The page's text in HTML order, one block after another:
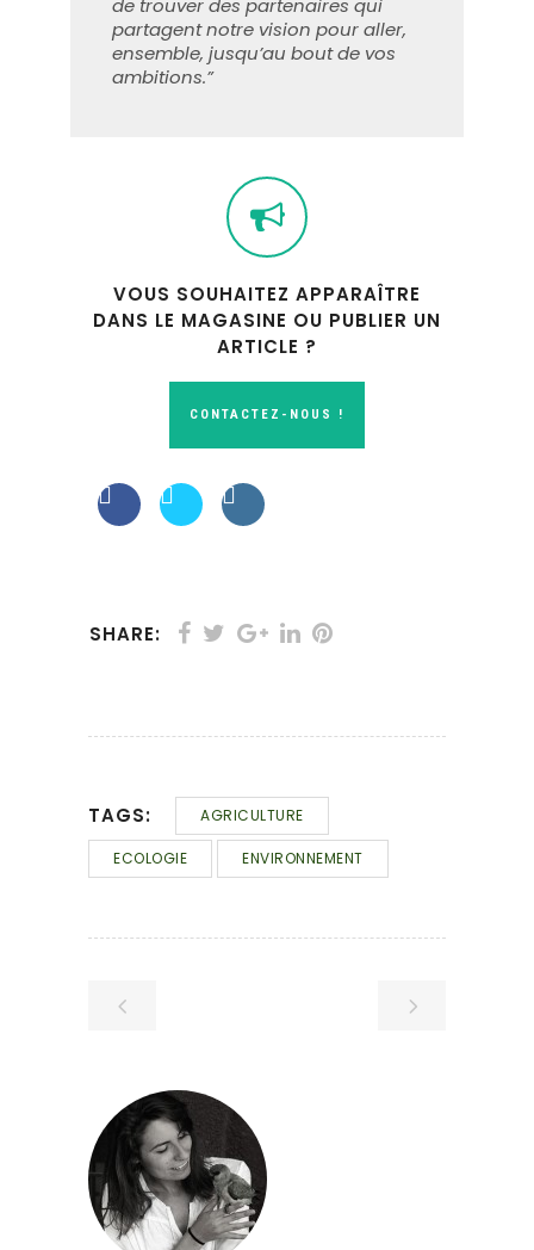
de trouver des partenaires qui
partagent notre vision pour aller,
ensemble, jusqu’au bout de vos
ambitions.”
VOUS SOUHAITEZ APPARAÎTRE
DANS LE MAGASINE OU PUBLIER UN
ARTICLE ?
CONTACTEZ-NOUS !
SHARE:
TAGS: AGRICULTURE
ECOLOGIE ENVIRONNEMENT